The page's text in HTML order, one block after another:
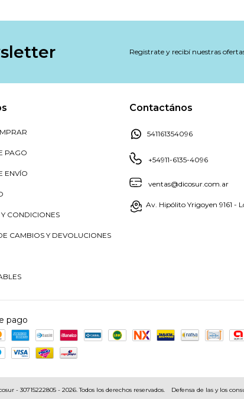
Registrate y recibí nuestras
PAGO
ENVÍO
CONDICIONES
CAMBIOS Y DEVOLUCIONES
Contactános
541161354096
+54911-6135-4096
ventas@dicosur.com.ar
Av. Hipólito Yrigoyen 9161 -
pago
- 30715222805 - 2026. Todos los derechos reservados. Defensa de las y los